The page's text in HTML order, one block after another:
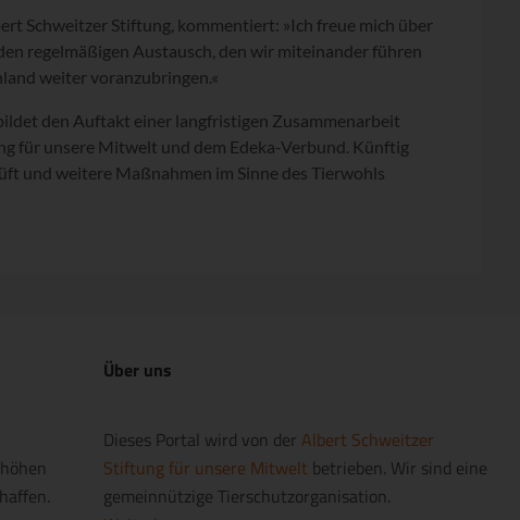
Schweitzer Stiftung, kommentiert: »Ich freue mich über
regelmäßigen Austausch, den wir miteinander führen
weiter voranzubringen.«
den Auftakt einer langfristigen Zusammenarbeit
für unsere Mitwelt und dem Edeka-Verbund. Künftig
und weitere Maßnahmen im Sinne des Tierwohls
Über uns
Dieses Portal wird von der Albert Schweitzer
Stiftung für unsere Mitwelt betrieben. Wir sind eine
gemeinnützige Tierschutzorganisation.